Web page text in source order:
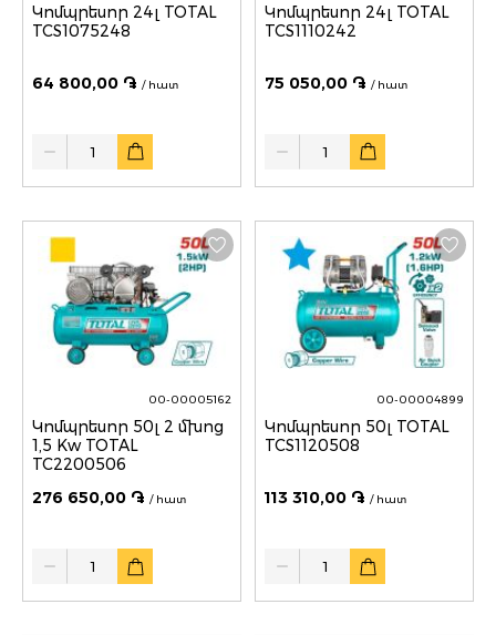
Կոմպրեսոր 24լ TOTAL
TCS1075248
64 800,00 ֏ / հատ
Quantity
Կոմպրեսոր 24լ TOTAL
TCS1110242
75 050,00 ֏ / հատ
Quantity
00-00005162
Կոմպրեսոր 50լ 2 մխոց
1,5 Kw TOTAL
TC2200506
276 650,00 ֏ / հատ
Quantity
00-00004899
Կոմպրեսոր 50լ TOTAL
TCS1120508
113 310,00 ֏ / հատ
Quantity